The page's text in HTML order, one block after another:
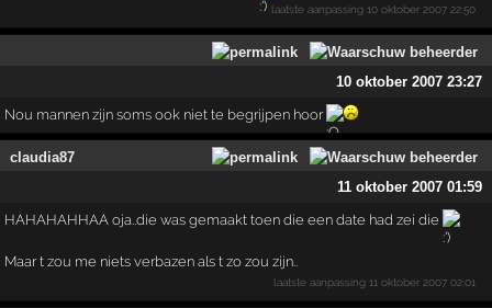
laatste aanpassing10 oktober 2007 22:50
10 oktober 2007 23:27
Nou mannen zijn soms ook niet te begrijpen hoor
claudia87
11 oktober 2007 01:59
HAHAHAHHAA oja..die was gemaakt toen die een date had zei die
Maar t zou me niets verbazen als t zo zou zijn..
laatste aanpassing11 oktober 2007 02:01